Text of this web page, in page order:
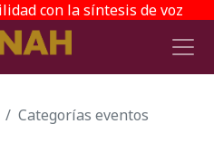
con la síntesis de voz
Categorías eventos